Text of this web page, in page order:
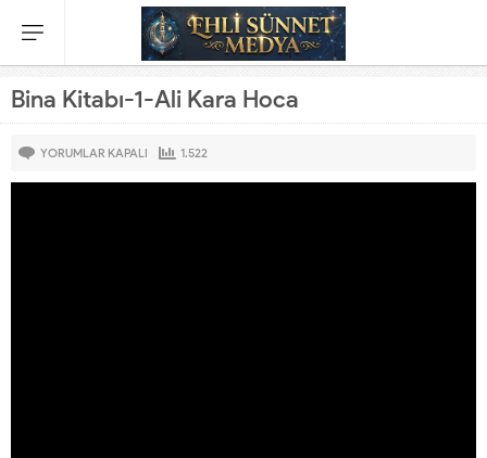
Bina Kitabı-1-Ali Kara Hoca
YORUMLAR KAPALI 1.522